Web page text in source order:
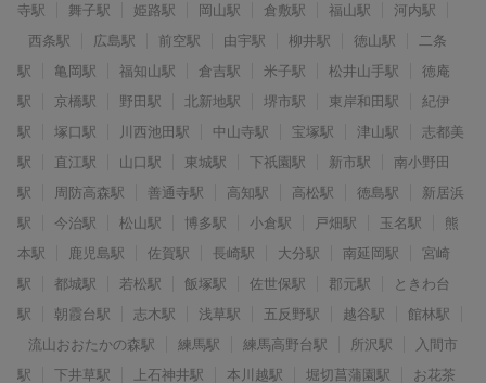
寺駅
舞子駅 姫路駅 岡山駅 倉敷駅 福山駅
河内駅
西条駅
広島駅 前空駅 由宇駅 柳井駅 徳山駅
二条
駅
亀岡駅 福知山駅 倉吉駅 米子駅 松井山手駅
徳庵
駅
京橋駅 野田駅 北新地駅 堺市駅 東岸和田駅
紀伊
駅
塚口駅 川西池田駅 中山寺駅 宝塚駅 津山駅
志都美
駅
直江駅 山口駅 東城駅 下祇園駅 新市駅
南小野田
駅
周防高森駅 善通寺駅 高知駅 高松駅 徳島駅
新居浜
駅
今治駅 松山駅 博多駅 小倉駅 戸畑駅 玉名駅
熊
本駅
鹿児島駅 佐賀駅 長崎駅 大分駅 南延岡駅
宮崎
駅
都城駅 若松駅 飯塚駅 佐世保駅 郡元駅
ときわ台
駅
朝霞台駅 志木駅 浅草駅 五反野駅 越谷駅
館林駅
流山おおたかの森駅
練馬駅 練馬高野台駅 所沢駅
入間市
駅
下井草駅 上石神井駅 本川越駅 堀切菖蒲園駅 お花茶